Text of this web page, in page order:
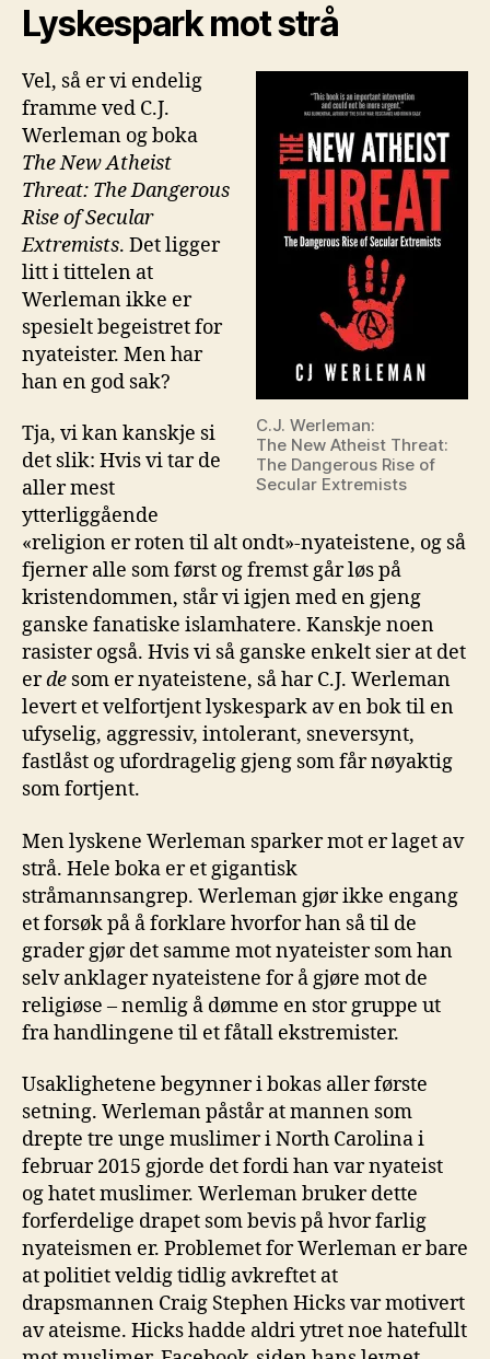
Lyskespark mot strå
C.J. Werleman:
The New Atheist Threat:
The Dangerous Rise of
Secular Extremists
Vel, så er vi endelig
framme ved C.J.
Werleman og boka
The New Atheist
Threat: The Dangerous
Rise of Secular
Extremists. Det ligger
litt i tittelen at
Werleman ikke er
spesielt begeistret for
nyateister. Men har
han en god sak?
Tja, vi kan kanskje si
det slik: Hvis vi tar de
aller mest
ytterliggående
«religion er roten til alt ondt»-nyateistene, og så
fjerner alle som først og fremst går løs på
kristendommen, står vi igjen med en gjeng
ganske fanatiske islamhatere. Kanskje noen
rasister også. Hvis vi så ganske enkelt sier at det
erde som er nyateistene, så har C.J. Werleman
levert et velfortjent lyskespark av en bok til en
ufyselig, aggressiv, intolerant, sneversynt,
fastlåst og ufordragelig gjeng som får nøyaktig
som fortjent.
Men lyskene Werleman sparker mot er laget av
strå. Hele boka er et gigantisk
stråmannsangrep. Werleman gjør ikke engang
et forsøk på å forklare hvorfor han så til de
grader gjør det samme mot nyateister som han
selv anklager nyateistene for å gjøre mot de
religiøse – nemlig å dømme en stor gruppe ut
fra handlingene til et fåtall ekstremister.
Usaklighetene begynner i bokas aller første
setning. Werleman påstår at mannen som
drepte tre unge muslimer i North Carolina i
februar 2015 gjorde det fordi han var nyateist
og hatet muslimer. Werleman bruker dette
forferdelige drapet som bevis på hvor farlig
nyateismen er. Problemet for Werleman er bare
at politiet veldig tidlig avkreftet at
drapsmannen Craig Stephen Hicks var motivert
av ateisme. Hicks hadde aldri ytret noe hatefullt